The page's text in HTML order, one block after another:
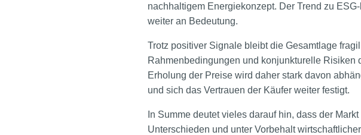
nachhaltigem Energiekonzept. Der Trend zu
weiter an Bedeutung.
Trotz positiver Signale bleibt die Gesamtlage
Rahmenbedingungen und konjunkturelle
Erholung der Preise wird daher stark davon
und sich das Vertrauen der Käufer weiter festigt.
In Summe deutet vieles darauf hin, dass der
Unterschieden und unter Vorbehalt